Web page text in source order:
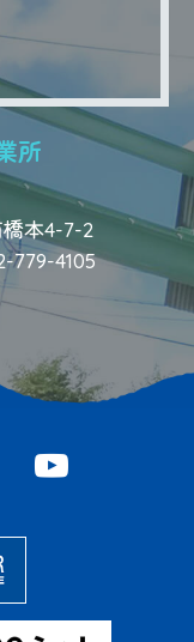
所
本4-7-2
779-4105